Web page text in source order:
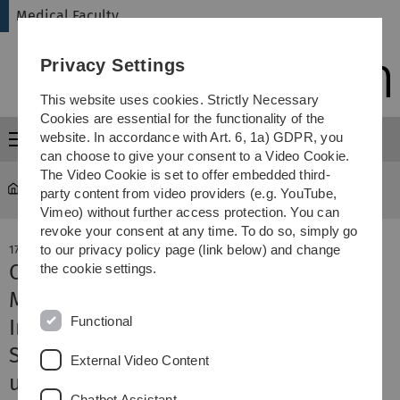
Skip
Skip
Skip
Skip
Medical Faculty
Menu
Medical Faculty News-Detail
17. October 2017
Chinesische Delegation an der
Medizinischen Fakultät
Inwiefern unterscheiden sich
Schlaganfall und MS in Deutschland
und China?
Privacy Settings
This website uses cookies. Strictly Necessary
Cookies are essential for the functionality of the
website. In accordance with Art. 6, 1a) GDPR, you
can choose to give your consent to a Video Cookie.
The Video Cookie is set to offer embedded third-
party content from video providers (e.g. YouTube,
Vimeo) without further access protection. You can
revoke your consent at any time. To do so, simply go
to our privacy policy page (link below) and change
the cookie settings.
Functional
External Video Content